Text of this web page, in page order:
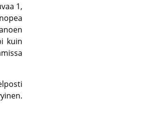
1,
kuin